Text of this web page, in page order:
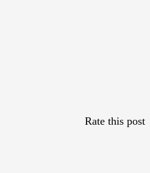
Rate this post